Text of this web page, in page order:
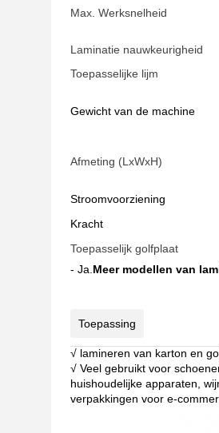
Max. Werksnelheid
Laminatie nauwkeurigheid
Toepasselijke lijm
Gewicht van de machine
Afmeting (LxWxH)
Stroomvoorziening
Kracht
Toepasselijk golfplaat
- Ja. Meer modellen van
Toepassing
√ lamineren van karton en
√ Veel gebruikt voor
huishoudelijke apparaten,
verpakkingen voor e-